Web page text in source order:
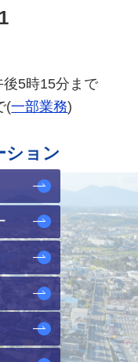
5時15分まで
(一部業務)
ション